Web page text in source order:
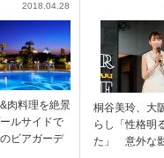
2018.04.28
肉料理を絶景
ルサイドで
ビアガーデ
桐谷美玲、大
らし「性格明
た」 意外な